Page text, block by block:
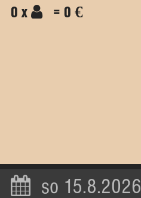
0 x = 0 €
so 15.8.2026